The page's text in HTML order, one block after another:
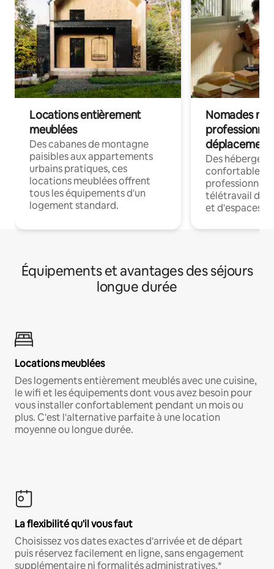
Locations entièrement
meublées
Des cabanes de montagne
paisibles aux appartements
urbains pratiques, ces
locations meublées offrent
tous les équipements d'un
logement standard.
Nomades
déplacement
Des
confortables
professionnels
télétravail
et d'espaces
Équipements et avantages des séjours
longue durée
Locations meublées
Des logements entièrement meublés avec une cuisine,
le wifi et les équipements dont vous avez besoin pour
vous installer confortablement pendant un mois ou
plus. C'est l'alternative parfaite à une location
moyenne ou longue durée.
La flexibilité qu'il vous faut
Choisissez vos dates exactes d'arrivée et de départ
puis réservez facilement en ligne, sans engagement
supplémentaire ni formalités administratives.*